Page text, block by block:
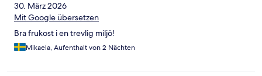
30. März 2026
Mit Google übersetzen
Bra frukost i en trevlig miljö!
Mikaela, Aufenthalt von 2 Nächten